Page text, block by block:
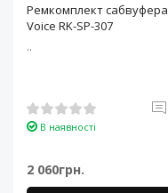
Ремкомплект сабвуфера
Voice RK-SP-307
..
В наявності
2 060грн.